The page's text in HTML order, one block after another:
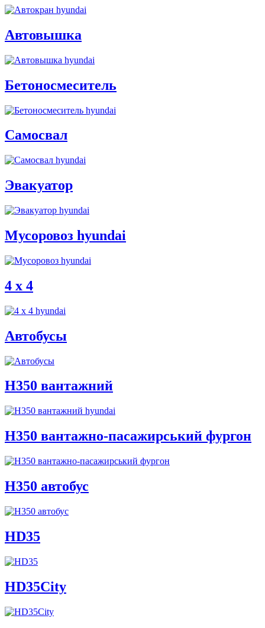
Автовышка
Бетоносмеситель
Самосвал
Эвакуатор
Мусоровоз hyundai
4 x 4
Автобусы
H350 вантажний
H350 вантажно-пасажирський фургон
H350 автобус
HD35
HD35City